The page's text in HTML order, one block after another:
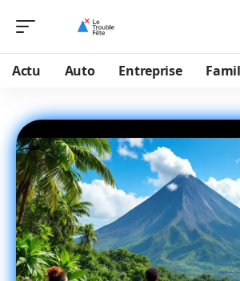
Actu Auto Entreprise